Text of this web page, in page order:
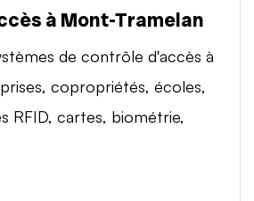
à Mont-Tramelan
de contrôle d'accès à
copropriétés, écoles,
RFID, cartes, biométrie,